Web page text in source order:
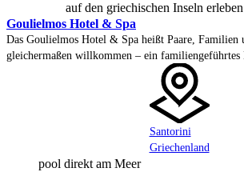
auf den griechischen Inseln
Goulielmos Hotel & Spa
Das Goulielmos Hotel & Spa heißt Paare, Familien
gleichermaßen willkommen – ein
hoch oben am Caldera-Rand von Santorini, über
gelegen. 27 kykladische Zimmer, einige mit
über den aktiven Vulkan und die Ägäis – weit weg
Santorini
Griechenland